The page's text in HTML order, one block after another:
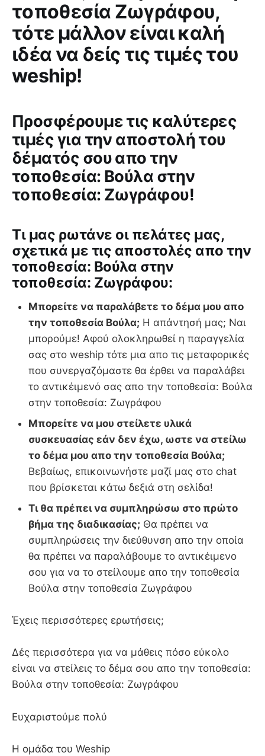
τοποθεσία Ζωγράφου,
τότε μάλλον είναι καλή
ιδέα να δείς τις τιμές του
weship!
Προσφέρουμε τις καλύτερες
τιμές για την αποστολή του
δέματός σου απο την
τοποθεσία: Βούλα στην
τοποθεσία: Ζωγράφου!
Tι μας ρωτάνε οι πελάτες μας,
σχετικά με τις αποστολές απο την
τοποθεσία: Βούλα στην
τοποθεσία: Ζωγράφου:
Μπορείτε να παραλάβετε το δέμα μου απο
την τοποθεσία Βούλα; Η απάντησή μας; Ναι
μπορούμε! Αφού ολοκληρωθεί η παραγγελία
σας στο weship τότε μια απο τις μεταφορικές
που συνεργαζόμαστε θα έρθει να παραλάβει
το αντικέιμενό σας απο την τοποθεσία: Βούλα
στην τοποθεσία: Ζωγράφου
Μπορείτε να μου στείλετε υλικά
συσκευασίας εάν δεν έχω, ωστε να στείλω
το δέμα μου απο την τοποθεσία Βούλα;
Βεβαίως, επικοινωνήστε μαζί μας στο chat
που βρίσκεται κάτω δεξιά στη σελίδα!
Τι θα πρέπει να συμπληρώσω στο πρώτο
βήμα της διαδικασίας; Θα πρέπει να
συμπληρώσεις την διεύθυνση απο την οποία
θα πρέπει να παραλάβουμε το αντικέιμενο
σου για να το στείλουμε απο την τοποθεσία
Βούλα στην τοποθεσία Ζωγράφου
Έχεις περισσότερες ερωτήσεις;
Δές περισσότερα για να μάθεις πόσο εύκολο
είναι να στείλεις το δέμα σου απο την τοποθεσία:
Βούλα στην τοποθεσία: Ζωγράφου
Ευχαριστούμε πολύ
Η ομάδα του Weship